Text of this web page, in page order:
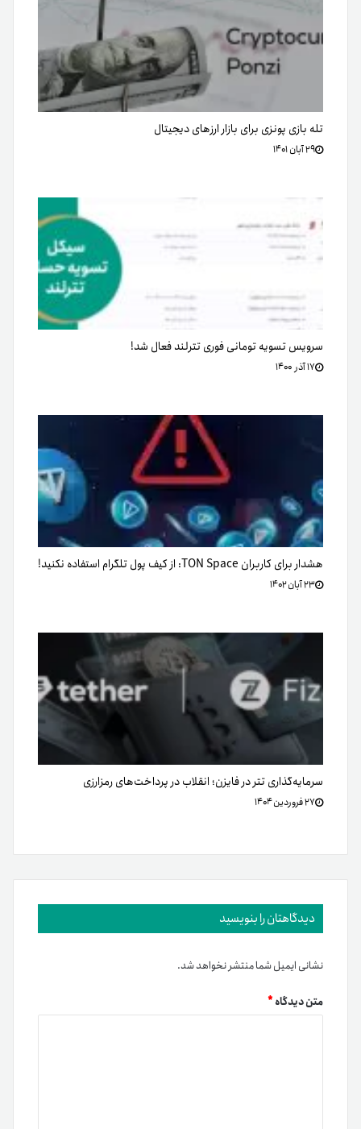
تله بازی پونزی برای بازار ارزهای دیجیتال
۲۹ آبان ۱۴۰۱
سرویس تسویه تومانی فوری تترلند فعال شد!
۱۷ آذر ۱۴۰۰
هشدار برای کاربران TON Space: از کیف پول تلگرام استفاده نکنید!
۲۳ آبان ۱۴۰۲
سرمایه‌گذاری تتر در فایزن؛ انقلاب در پرداخت‌های رمزارزی
۲۷ فروردین ۱۴۰۴
دیدگاهتان را بنویسید
نشانی ایمیل شما منتشر نخواهد شد.
متن دیدگاه*